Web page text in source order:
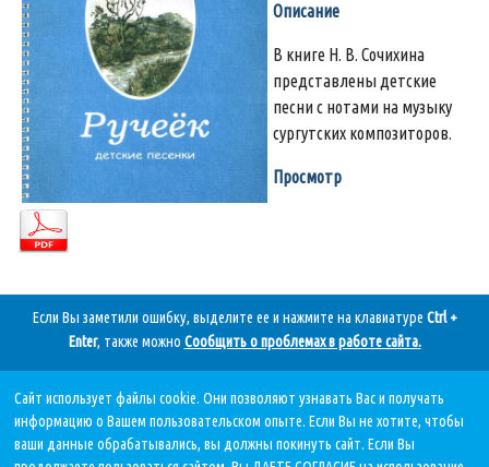
Описание
В книге Н. В. Сочихина
представлены детские
песни с нотами на музыку
сургутских композиторов.
Просмотр
Если Вы заметили ошибку, выделите ее и нажмите на клавиатуре Ctrl +
Enter, также можно Сообщить о проблемах в работе сайта.
Дата последнего обновления:
05.08.2026, в 11 11.
Сайт использует файлы cookie. Они позволяют узнавать Вас и получать
информацию о Вашем пользовательском опыте. Если Вы не хотите, чтобы
ваши данные обрабатывались, вы должны покинуть сайт. Если Вы